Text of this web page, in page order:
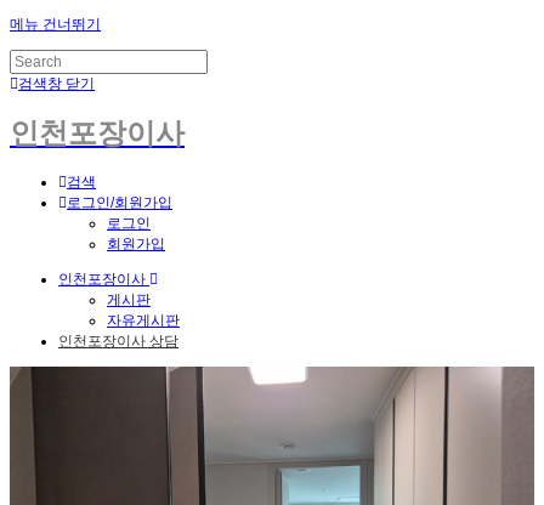
메뉴 건너뛰기
검색창 닫기
인천포장이사
검색
로그인/회원가입
로그인
회원가입
인천포장이사
게시판
자유게시판
인천포장이사 상담